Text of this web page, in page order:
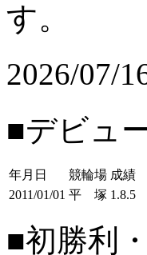
す。
2026/07/
■デビュ
年月日 競輪場 成績
2011/01/01 平 塚 1.8.5
■初勝利